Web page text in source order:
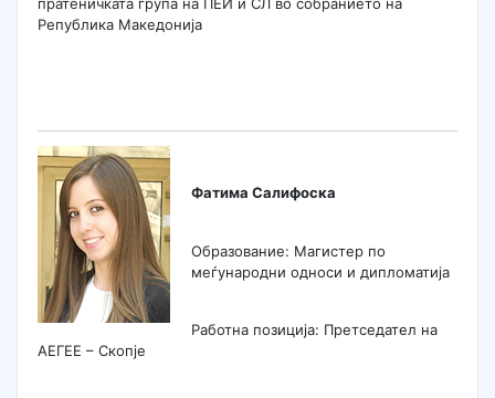
пратеничката група на ПЕИ и СЛ во собранието на
Република Македонија
Фатима Салифоска
Образование: Магистер по
меѓународни односи и дипломатија
Работна позиција: Претседател на
АЕГЕЕ – Скопје